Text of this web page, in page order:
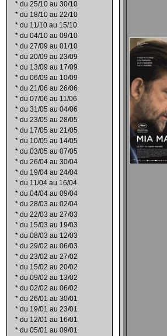
* du 25/10 au 30/10
* du 18/10 au 22/10
* du 11/10 au 15/10
* du 04/10 au 09/10
* du 27/09 au 01/10
* du 20/09 au 23/09
* du 13/09 au 17/09
* du 06/09 au 10/09
* du 21/06 au 26/06
* du 07/06 au 11/06
* du 31/05 au 04/06
* du 23/05 au 28/05
* du 17/05 au 21/05
* du 10/05 au 14/05
* du 03/05 au 07/05
* du 26/04 au 30/04
* du 19/04 au 24/04
* du 11/04 au 16/04
* du 04/04 au 09/04
* du 28/03 au 02/04
* du 22/03 au 27/03
* du 15/03 au 19/03
* du 08/03 au 12/03
* du 29/02 au 06/03
* du 23/02 au 27/02
* du 15/02 au 20/02
* du 09/02 au 13/02
* du 02/02 au 06/02
* du 26/01 au 30/01
* du 19/01 au 23/01
* du 12/01 au 16/01
* du 05/01 au 09/01